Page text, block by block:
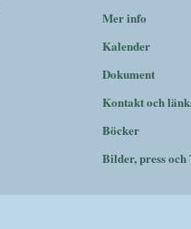
Mer info
Kalender
Dokument
Kontakt och
Böcker
Bilder, press och